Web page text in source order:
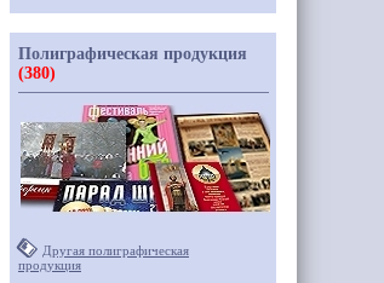
Полиграфическая продукция
(380)
Другая полиграфическая
продукция